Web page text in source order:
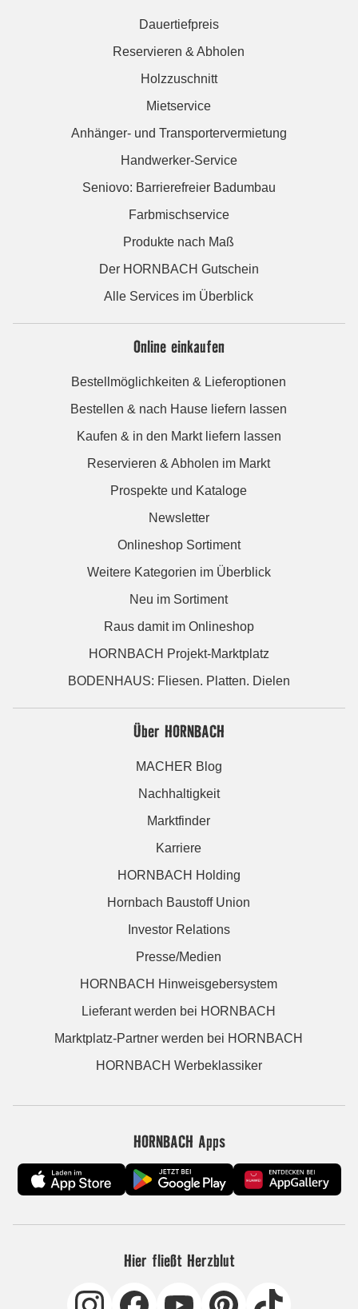
Dauertiefpreis
Reservieren & Abholen
Holzzuschnitt
Mietservice
Anhänger- und Transportervermietung
Handwerker-Service
Seniovo: Barrierefreier Badumbau
Farbmischservice
Produkte nach Maß
Der HORNBACH Gutschein
Alle Services im Überblick
Online einkaufen
Bestellmöglichkeiten & Lieferoptionen
Bestellen & nach Hause liefern lassen
Kaufen & in den Markt liefern lassen
Reservieren & Abholen im Markt
Prospekte und Kataloge
Newsletter
Onlineshop Sortiment
Weitere Kategorien im Überblick
Neu im Sortiment
Raus damit im Onlineshop
HORNBACH Projekt-Marktplatz
BODENHAUS: Fliesen. Platten. Dielen
Über HORNBACH
MACHER Blog
Nachhaltigkeit
Marktfinder
Karriere
HORNBACH Holding
Hornbach Baustoff Union
Investor Relations
Presse/Medien
HORNBACH Hinweisgebersystem
Lieferant werden bei HORNBACH
Marktplatz-Partner werden bei HORNBACH
HORNBACH Werbeklassiker
HORNBACH Apps
Hier fließt Herzblut